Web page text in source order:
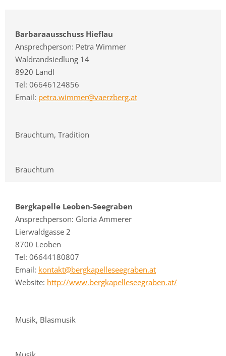
Barbaraausschuss Hieflau
Ansprechperson: Petra Wimmer
Waldrandsiedlung 14
8920 Landl
Tel: 06646124856
Email: petra.wimmer@vaerzberg.at
Brauchtum, Tradition
Brauchtum
Bergkapelle Leoben-Seegraben
Ansprechperson: Gloria Ammerer
Lierwaldgasse 2
8700 Leoben
Tel: 06644180807
Email: kontakt@bergkapelleseegraben.at
Website: http://www.bergkapelleseegraben.at/
Musik, Blasmusik